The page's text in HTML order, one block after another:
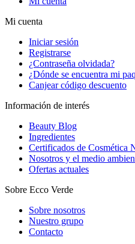
Mi cuenta
Iniciar sesión
Registrarse
¿Contraseña olvidada?
¿Dónde se encuentra mi
Canjear código descuento
Información de interés
Beauty Blog
Ingredientes
Certificados de Cosmética
Nosotros y el medio
Ofertas actuales
Sobre Ecco Verde
Sobre nosotros
Nuestro grupo
Contacto